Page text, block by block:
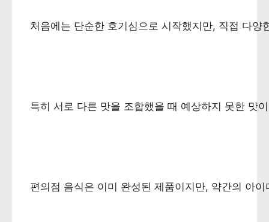
처음에는 단순한 호기심으로 시작했지만, 직접 다
특히 서로 다른 맛을 조합했을 때 예상하지 못한 맛
편의점 음식은 이미 완성된 제품이지만, 약간의 아